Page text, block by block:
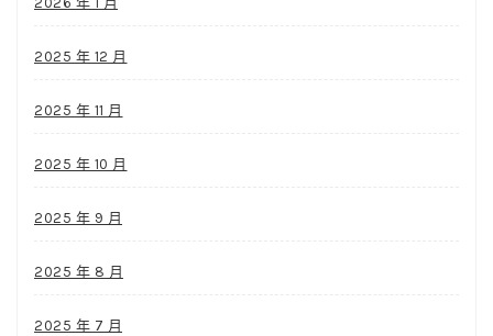
2025 年 12 月
2025 年 11 月
2025 年 10 月
2025 年 9 月
2025 年 8 月
2025 年 7 月